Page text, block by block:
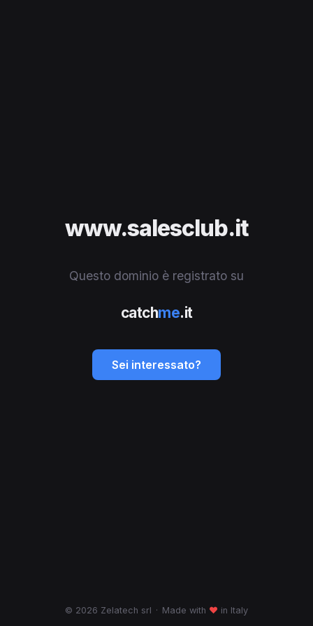
www.salesclub.it
Questo dominio è registrato su
catchme.it
Sei interessato?
© 2026 Zelatech srl · Made with ♥ in Italy